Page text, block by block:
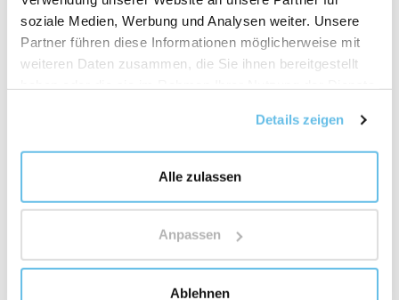
soziale Medien, Werbung und Analysen weiter. Unsere
Partner führen diese Informationen möglicherweise mit
weiteren Daten zusammen, die Sie ihnen bereitgestellt
Details zeigen
Alle zulassen
Anpassen
Ablehnen